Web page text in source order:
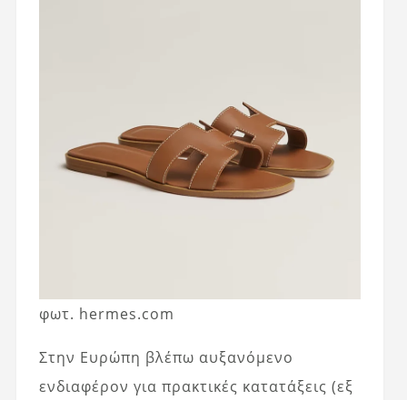
φωτ. hermes.com
Στην Ευρώπη βλέπω αυξανόμενο
ενδιαφέρον για πρακτικές κατατάξεις (εξ